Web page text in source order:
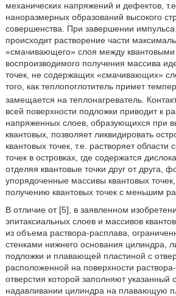
механических напряжений и дефектов,
наноразмерных образований высокого
совершенства. При завершении
происходит растворение части
«смачивающего» слоя между квантовыми
воспроизводимого получения массива
точек, не содержащих «смачивающих»
того, как теплопоглотитель примет
замещается на теплонагреватель.
всей поверхности подложки приводит к
напряженных слоев, образующихся при
квантовых, позволяет ликвидировать
квантовых точек, т.е. растворяет области
точек в островках, где содержатся
отделяя квантовые точки друг от друга,
упорядоченные массивы квантовых
получению квантовых точек с меньшим
В отличие от [5], в заявленном
эпитаксиальных слоев и массивов
из объема раствора-расплава,
стенками нижнего основания цилиндра,
подложки и плавающей пластиной с
расположенной на поверхности
отверстия которой заполняют указанный
надавливании цилиндра на плавающую